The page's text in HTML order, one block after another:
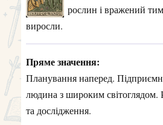
рослин і вражений
виросли.
Пряме значення:
Планування наперед.
людина з широким
та дослідження.